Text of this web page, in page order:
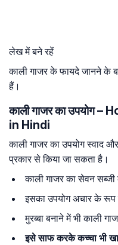
लेख में बने रहें
काली गाजर के फायदे जानने के
हैं।
काली गाजर का उपयोग
in Hindi
काली गाजर का उपयोग स्वाद
प्रकार से किया जा सकता है।
काली गाजर का सेवन
इसका उपयोग अचार के
मुरब्बा बनाने में भी काली
इसे साफ करके कच्चा भी